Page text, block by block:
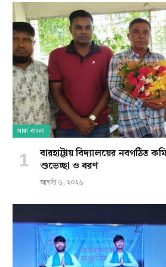
সারা বাংলা
বারহাট্টায় বিদ্যালয়ের নবগঠিত
শুভেচ্ছা ও বরণ
আগস্ট ৬, ২০২৬